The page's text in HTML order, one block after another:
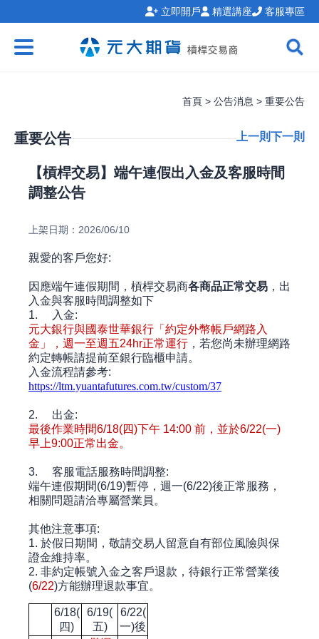
立即開戶 精選講座 客服專區
首頁 > 公告消息 > 重要公告
重要公告 上一則下一則
【槓桿交易】端午連假出入金及客服時間
調整公告
上架日期：2026/06/10